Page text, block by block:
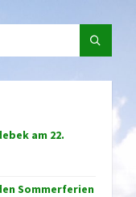
am 22.
Sommerferien